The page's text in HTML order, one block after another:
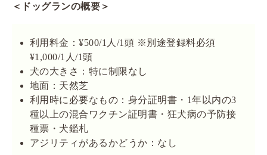
＜ドッグランの概要＞
利用料金：¥500/1人/1頭 ※別途登録料必須
¥1,000/1人/1頭
犬の大きさ：特に制限なし
地面：天然芝
利用時に必要なもの：身分証明書・1年以内の3
種以上の混合ワクチン証明書・狂犬病の予防接
種票・犬鑑札
アジリティがあるかどうか：なし